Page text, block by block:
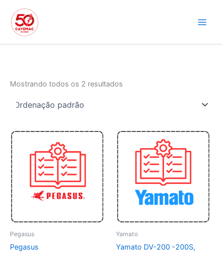
para
Mostrando todos os 2 resultados
Pegasus
Pegasus
Yamato
Yamato DV-200 -200S,